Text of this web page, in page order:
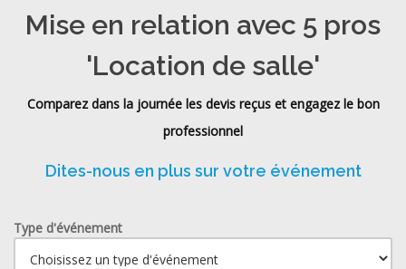
Mise en relation avec 5 pros
'Location de salle'
Comparez dans la journée les devis reçus et engagez le bon
professionnel
Dites-nous en plus sur votre événement
Type d'événement